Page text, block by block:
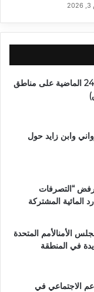
تساقطات مطرية خلال ل 24 الماضية على مناطق
وابن زايد حول
“التصرفات
المائية المشتركة
الأمنالأمم المتحدة
في المنطقة
الاجتماعي في